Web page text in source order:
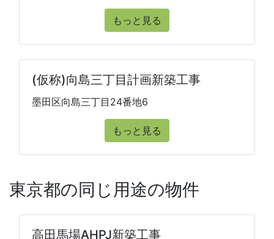
もっと見る
(仮称)向島三丁目計画新築工事
墨田区向島三丁目24番地6
もっと見る
東京都の同じ用途の物件
高田馬場AHPJ新築工事